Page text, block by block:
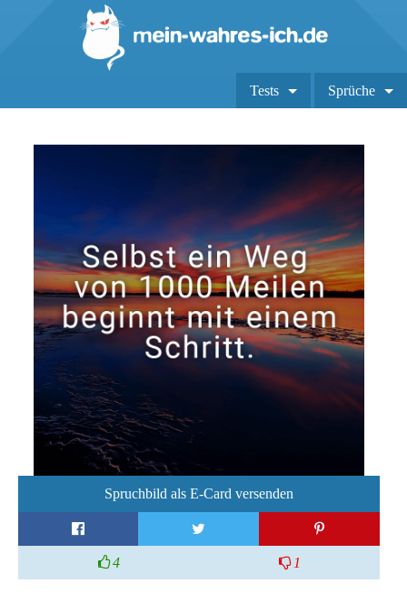
Tests Sprüche
Spruchbild als E-Card versenden
4 1